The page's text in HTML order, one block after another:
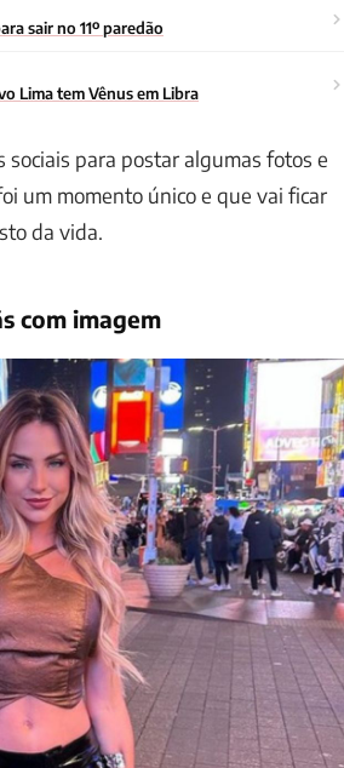
sair no 11º paredão
Lima tem Vênus em Libra
sociais para postar algumas fotos e
um momento único e que vai ficar
da vida.
com imagem